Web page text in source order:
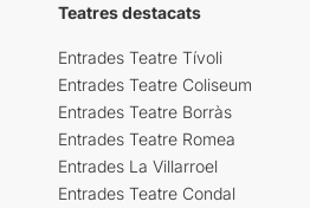
Teatres destacats
Entrades Teatre Tívoli
Entrades Teatre Coliseum
Entrades Teatre Borràs
Entrades Teatre Romea
Entrades La Villarroel
Entrades Teatre Condal